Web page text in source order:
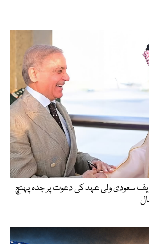
سعودی ولی عہد کی دعوت پر جدہ پہنچ